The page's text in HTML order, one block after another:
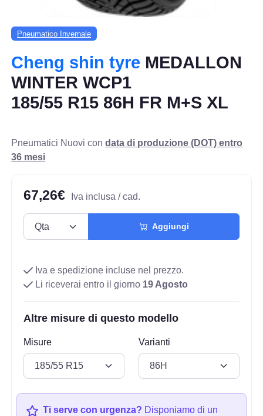
Pneumatico Invernale
Cheng shin tyre MEDALLON
WINTER WCP1
185/55 R15 86H FR M+S XL
Pneumatici Nuovi condata di produzione (DOT) entro
36 mesi
67,26€ Iva inclusa / cad.
Aggiungi
Iva e spedizione incluse nel prezzo.
Li riceverai entro il giorno 19 Agosto
Altre misure di questo modello
Misure Varianti
Ti serve con urgenza? Disponiamo di un